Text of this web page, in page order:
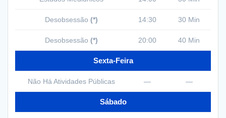
Desobsessão (*) 14:30 30 Min
Desobsessão (*) 20:00 40 Min
Sexta-Feira
Não Há Atividades Públicas — —
Sábado